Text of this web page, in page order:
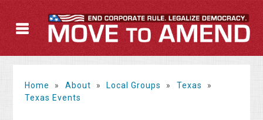
Home » About » Local Groups » Texas
»
Texas Events